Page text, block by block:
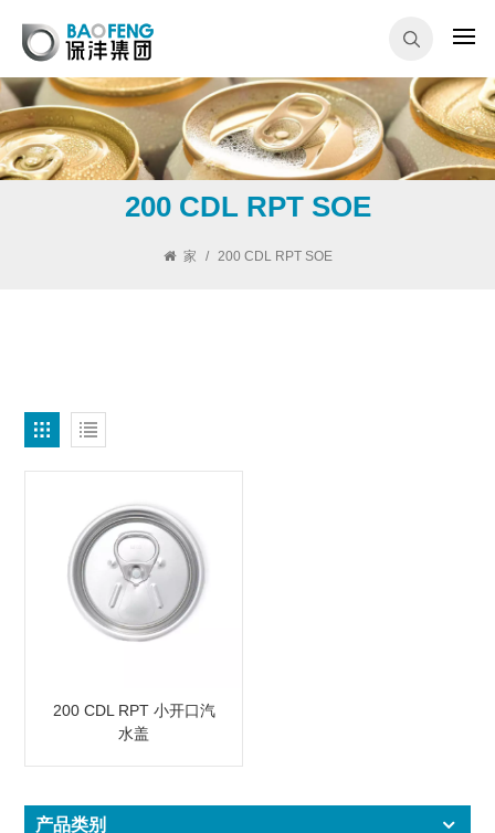
200 CDL RPT SOE
家 / 200 CDL RPT SOE
200 CDL RPT 小开口汽
水盖
产品类别